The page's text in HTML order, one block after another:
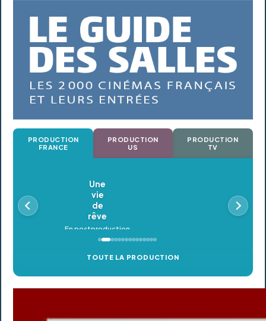
PRODUCTION
FRANCE
PRODUCTION
US
PRODUCTION
TV
Oldeupe
En postproduction
TOUTE LA PRODUCTION